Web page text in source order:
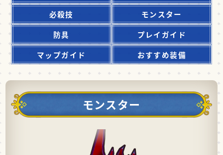
必殺技
モンスター
防具
プレイガイド
マップガイド
おすすめ装備
モンスター